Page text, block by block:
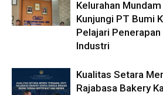
Kelurahan
Kunjungi PT Bumi
Pelajari
Industri
Kualitas Setara
Rajabasa Bakery